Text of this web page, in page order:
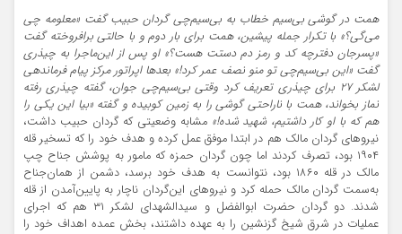
همت در گوشی بی‌سیم خطاب به بی‌سیم‌چی گردان حبیب گفت «معلومه چی
می‌گی؟» با تکرار جمله پیشین، همت برای بار دوم و با حالتی برافروخته گفت
«پسرجان دفترچه کد و رمز دم دستت هست؟» او پس از این‌ماجرا به چیذری
گفت «این بی‌سیم‌چی تو منو نصف عمر کرد!» بعدها اپراتور مرکز پیام فرماندهی
لشکر ۲۷ برای چیذری تعریف کرد وقتی بی‌سیم‌چی جوان، گفته چیذری رفته
نماز بخواند، همت با ناراحتی گوشی را به زمین کوبیده و گفته «بیا این یکی را
هم که با او کار داشتیم، شهید شده!» مشابه وضعیتی که گردان حبیب داشت،
نیروهای گردان مالک هم در ابتدا موفق عمل کرده و هدف خود را که تسخیر قله
۱۹۰۴ بود، تصرف کردند اما چون گردان حمزه که مامور به پوشش جناح چپ
مالک در قله ۱۸۶۰ بود، نتوانست به هدف خود برسد، دشمن از همان‌جناح
به‌سمت گردان مالک حمله کرد و نیروهای این‌گردان ناچار به پایین‌آمدن از قله
شدند. دو گردان حضرت ابوالفضل و سیدالشهدای لشکر ۳۱ هم که اجرای
عملیات در شرق شیخ گزنشین را به عهده داشتند، بخش عمده اهداف خود را